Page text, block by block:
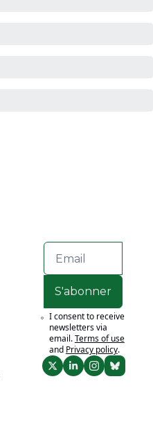
S'abonner
I consent to receive
newsletters via
email.Terms of use
and Privacy policy.